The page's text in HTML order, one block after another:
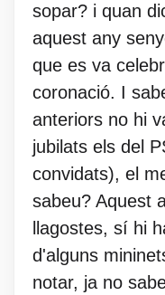
sopar? i quan
aquest any
que es va
coronació. I
anteriors no hi
jubilats els del
convidats), el
sabeu? Aquest
llagostes, sí hi
d'alguns
notar, ja no